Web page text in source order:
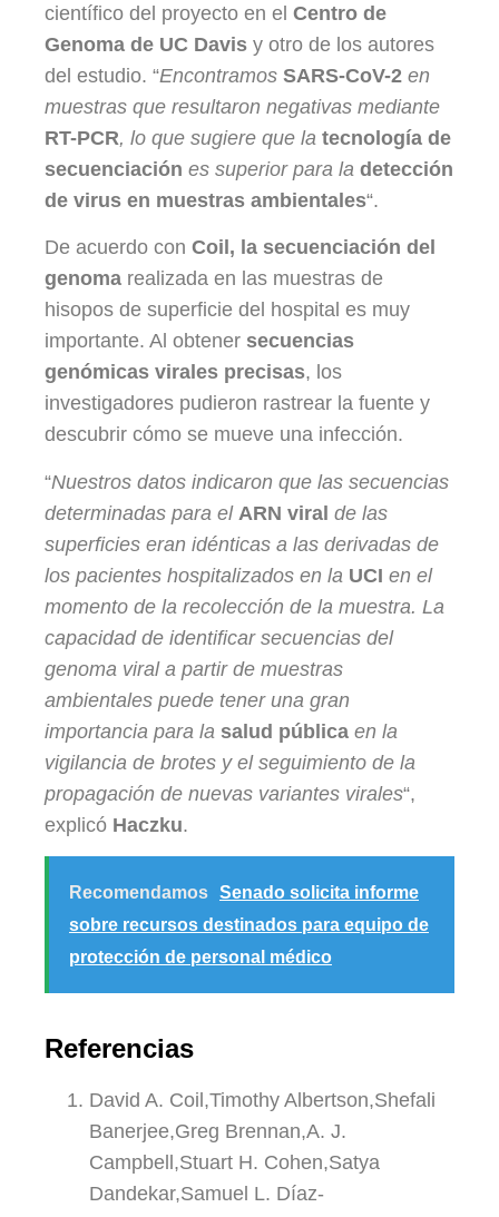
científico del proyecto en el Centro de
Genoma de UC Davis y otro de los autores
del estudio. “Encontramos SARS-CoV-2 en
muestras que resultaron negativas mediante
RT-PCR, lo que sugiere que la tecnología de
secuenciación es superior para la detección
de virus en muestras ambientales“.
De acuerdo con Coil, la secuenciación del
genoma realizada en las muestras de
hisopos de superficie del hospital es muy
importante. Al obtener secuencias
genómicas virales precisas, los
investigadores pudieron rastrear la fuente y
descubrir cómo se mueve una infección.
“Nuestros datos indicaron que las secuencias
determinadas para el ARN viral de las
superficies eran idénticas a las derivadas de
los pacientes hospitalizados en la UCI en el
momento de la recolección de la muestra. La
capacidad de identificar secuencias del
genoma viral a partir de muestras
ambientales puede tener una gran
importancia para la salud pública en la
vigilancia de brotes y el seguimiento de la
propagación de nuevas variantes virales“,
explicó Haczku.
Recomendamos Senado solicita informe
sobre recursos destinados para equipo de
protección de personal médico
Referencias
David A. Coil,Timothy Albertson,Shefali
Banerjee,Greg Brennan,A. J.
Campbell,Stuart H. Cohen,Satya
Dandekar,Samuel L. Díaz-